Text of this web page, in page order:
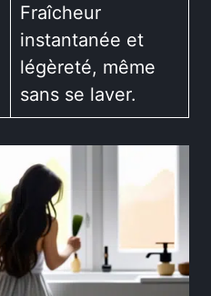
Fraîcheur
instantanée et
légèreté, même
sans se laver.